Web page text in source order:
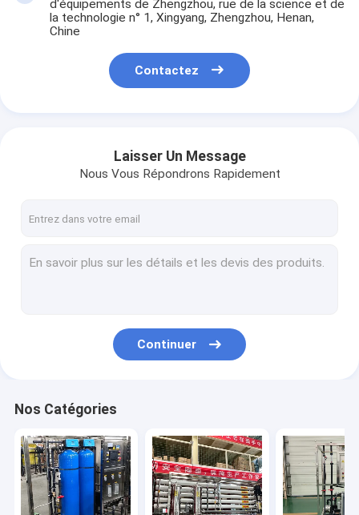
d'équipements de Zhengzhou, rue de la science et de
la technologie n° 1, Xingyang, Zhengzhou, Henan,
Chine
Contactez
Laisser Un Message
Nous Vous Répondrons Rapidement
Continuer
Nos Catégories